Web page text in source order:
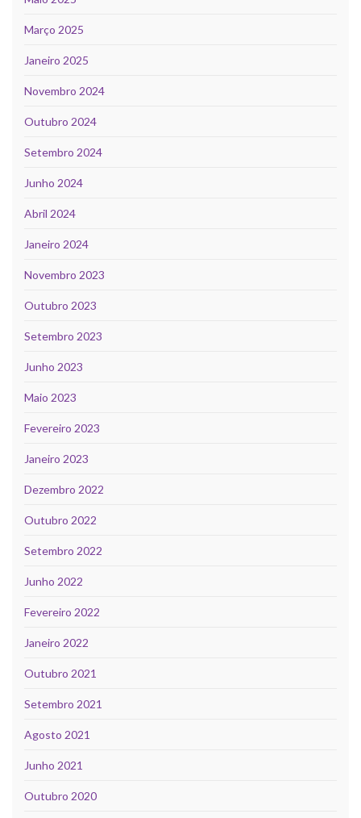
Março 2025
Janeiro 2025
Novembro 2024
Outubro 2024
Setembro 2024
Junho 2024
Abril 2024
Janeiro 2024
Novembro 2023
Outubro 2023
Setembro 2023
Junho 2023
Maio 2023
Fevereiro 2023
Janeiro 2023
Dezembro 2022
Outubro 2022
Setembro 2022
Junho 2022
Fevereiro 2022
Janeiro 2022
Outubro 2021
Setembro 2021
Agosto 2021
Junho 2021
Outubro 2020